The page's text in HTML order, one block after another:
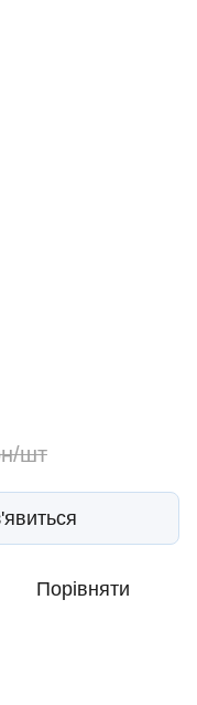
шт
Порівняти